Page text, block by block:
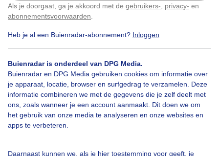
Als je doorgaat, ga je akkoord met de gebruikers- privacy- en
abonnementsvoorwaarden
Heb je al een Buienradar-abonnement? Inloggen
Buienradar is onderdeel van DPG Media.
Buienradar en DPG Media gebruiken cookies om informatie over
je apparaat, locatie, browser en surfgedrag te verzamelen. Deze
informatie combineren we met de gegevens die je zelf deelt met
ons, zoals wanneer je een account aanmaakt. Dit doen we om
het gebruik van onze media te analyseren en onze websites en
apps te verbeteren.
Daarnaast kunnen we, als je hier toestemming voor geeft, je
Zonnebloem Close-up
Klik hierom dit aan te passen